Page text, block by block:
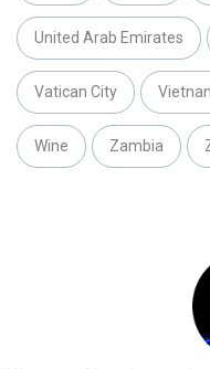
United Arab Emirates
Vatican City
Wine Zambia